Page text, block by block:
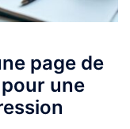
page de
une